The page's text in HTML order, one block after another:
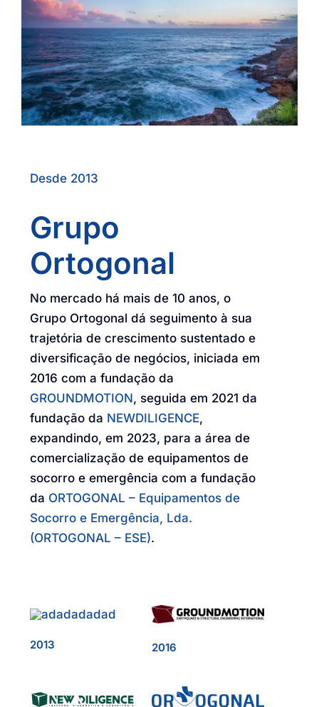
Desde 2013
Grupo
Ortogonal
No mercado há mais de 10 anos, o
Grupo Ortogonal dá seguimento à sua
trajetória de crescimento sustentado e
diversificação de negócios, iniciada em
2016 com a fundação da
GROUNDMOTION, seguida em 2021 da
fundação da NEWDILIGENCE,
expandindo, em 2023, para a área de
comercialização de equipamentos de
socorro e emergência com a fundação
da ORTOGONAL – Equipamentos de
Socorro e Emergência, Lda.
(ORTOGONAL – ESE).
2013 2016